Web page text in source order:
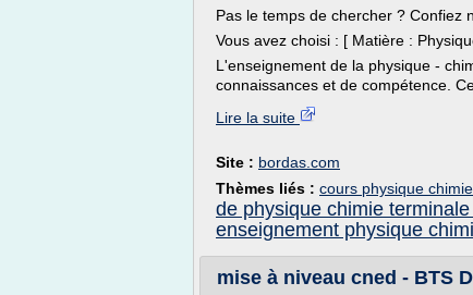
Pas le temps de chercher ? Confiez
Vous avez choisi : [ Matière :
L'enseignement de la physique -
connaissances et de compétence.
Lire la suite
Site : bordas.com
Thèmes liés : cours physique
de physique chimie terminale
enseignement physique
mise à niveau cned - BTS